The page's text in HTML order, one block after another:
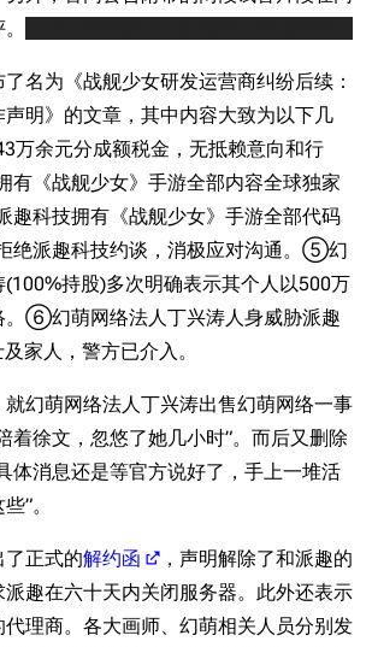
名为《战舰少女研发运营商纠纷后续：
明》的文章，其中内容大致为以下几
余元分成额税金，无抵赖意向和行
《战舰少女》手游全部内容全球独家
科技拥有《战舰少女》手游全部代码
派趣科技约谈，消极应对沟通。⑤幻
持股)多次明确表示其个人以500万
。⑥幻萌网络法人丁兴涛人身威胁派趣
家人，警方已介入。
幻萌网络法人丁兴涛出售幻萌网络一事
着徐文，忽悠了她几小时”。而后又删除
体消息还是等官方说好了，手上一堆活
”。
正式的解约函
，声明解除了和派趣的
趣在六十天内关闭服务器。此外还表示
理商。各大画师、幻萌相关人员分别发